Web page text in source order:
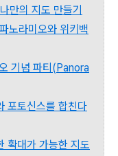
의 지도 만들기
라미오와 위키백
기념 파티(Panora
토신스를 합친다
대가 가능한 지도